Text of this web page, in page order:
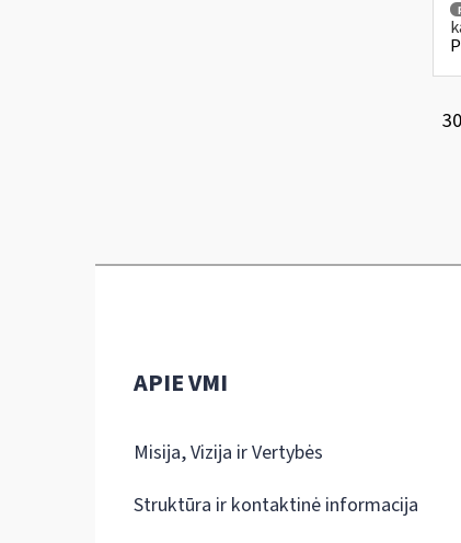
APIE VMI
Misija, Vizija ir Vertybės
Struktūra ir kontaktinė informacija